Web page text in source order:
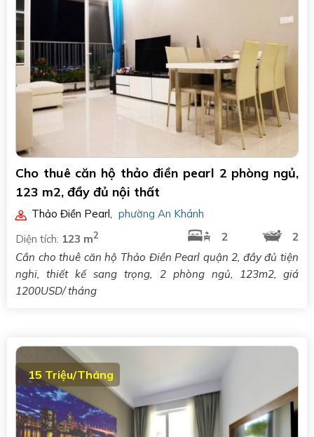
Cho thuê căn hộ thảo điền pearl 2 phòng ngủ,
123 m2, đầy đủ nội thất
Thảo Điền Pearl
phường An Khánh
Diện tích: 123 m2 2
2
Cần cho thuê căn hộ Thảo Điền Pearl quận 2, đầy đủ tiện
nghi, thiết kế sang trọng, 2 phòng ngủ, 123m2, giá
1200USD/ tháng
15 Triệu/Tháng